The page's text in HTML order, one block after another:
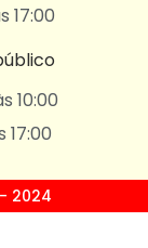
17:00
10:00
17:00
2024